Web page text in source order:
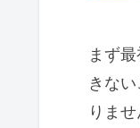
まず
きな
りま